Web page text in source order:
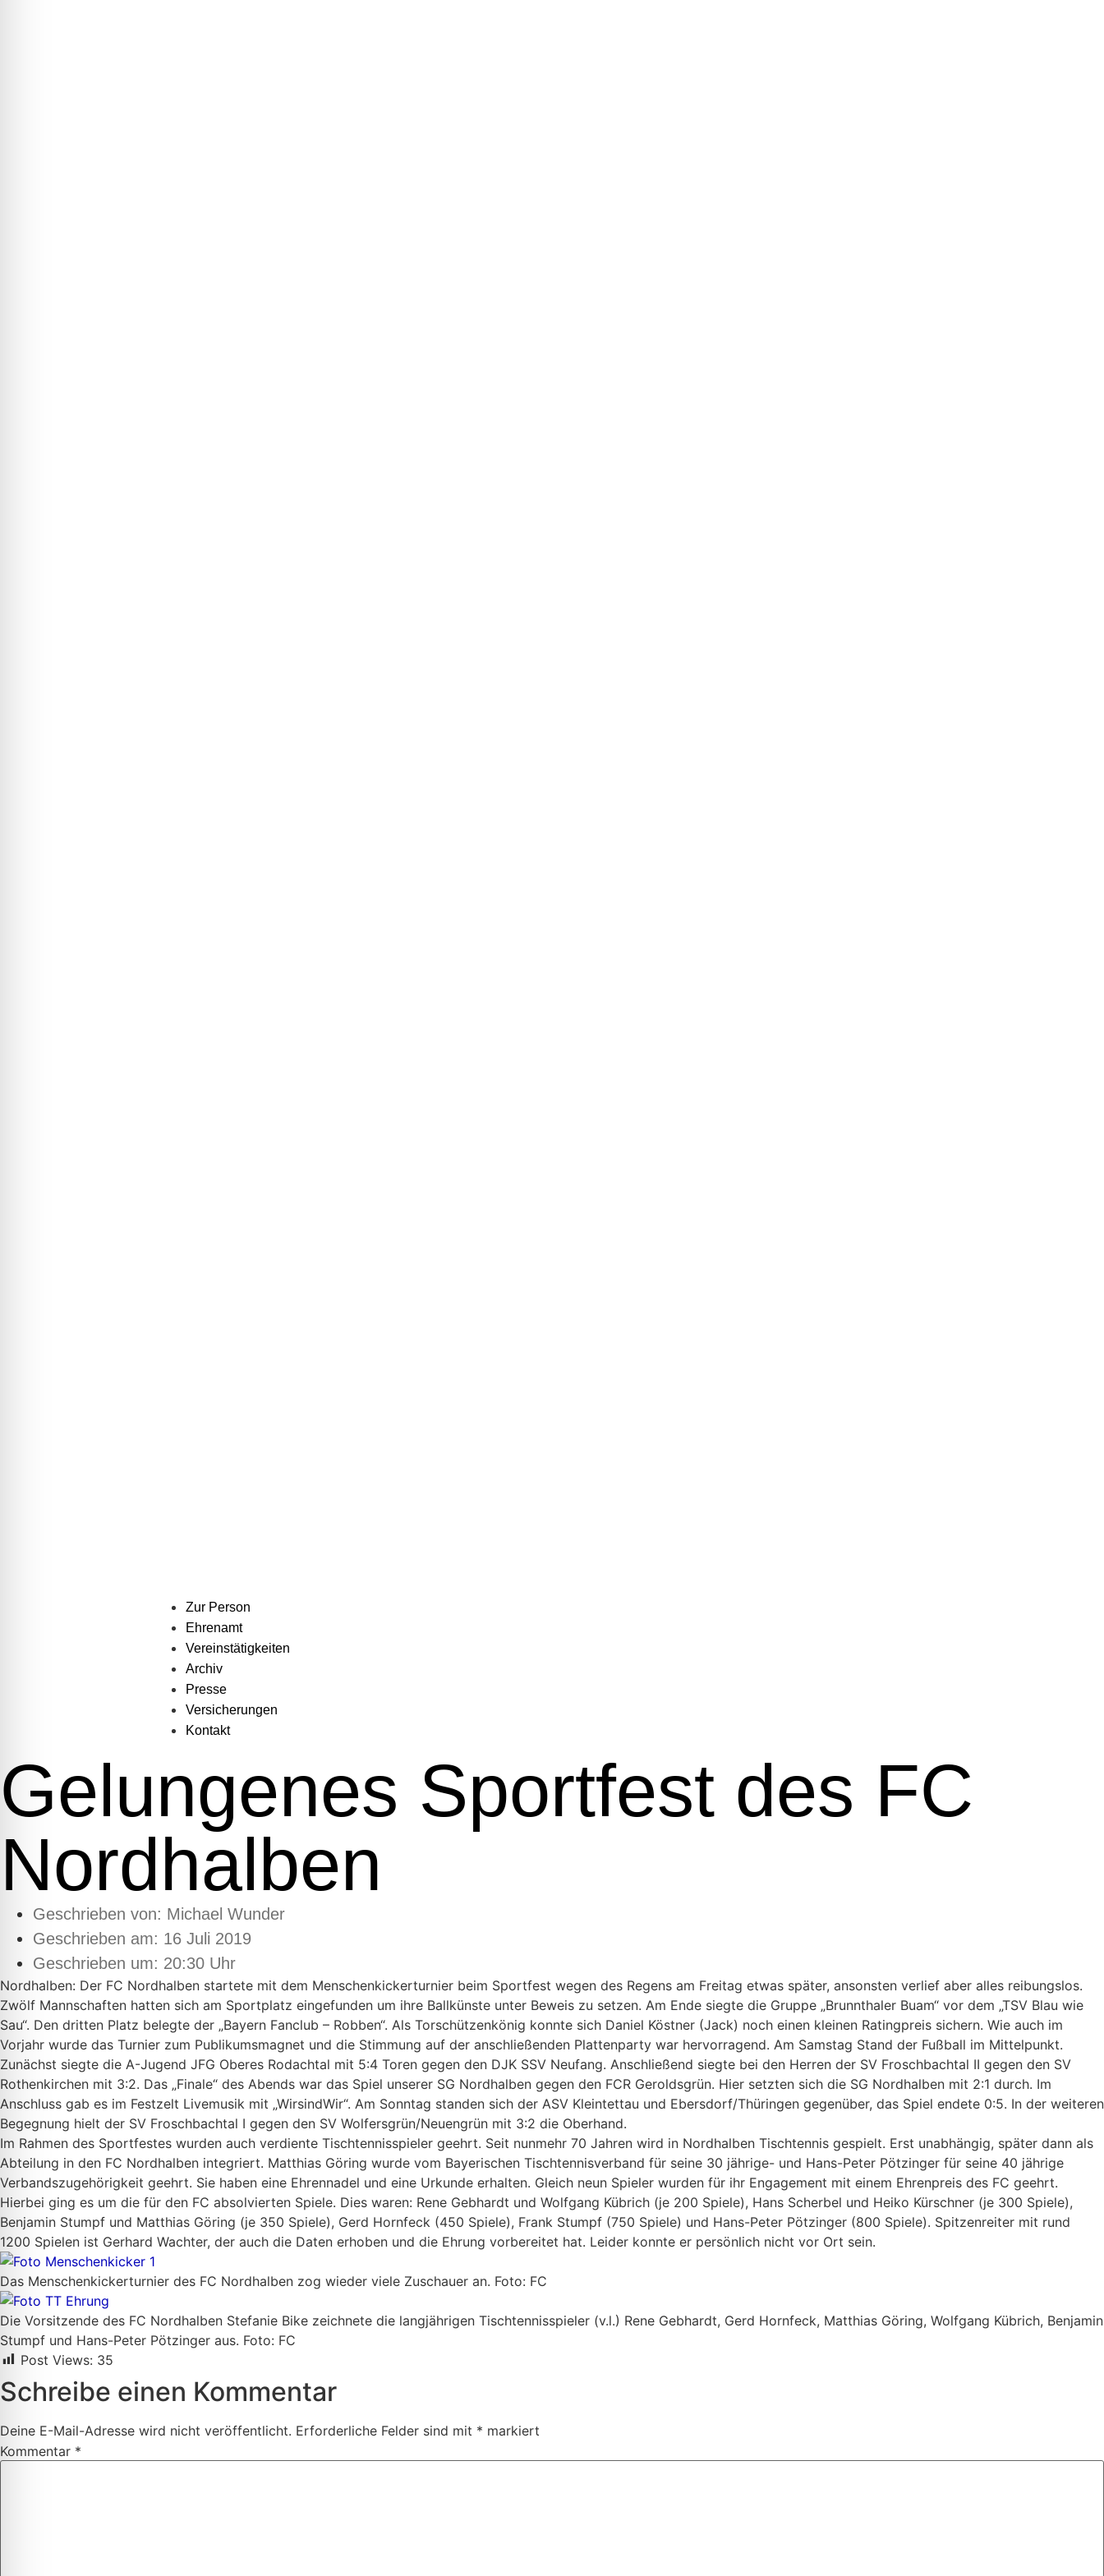
Zur Person
Ehrenamt
Vereinstätigkeiten
Archiv
Presse
Versicherungen
Kontakt
Gelungenes Sportfest des FC
Nordhalben
Geschrieben von: Michael Wunder
Geschrieben am: 16 Juli 2019
Geschrieben um: 20:30 Uhr
Nordhalben: Der FC Nordhalben startete mit dem Menschenkickerturnier beim Sportfest wegen des Regens am Freitag etwas später, ansonsten verlief aber alles reibungslos.
Zwölf Mannschaften hatten sich am Sportplatz eingefunden um ihre Ballkünste unter Beweis zu setzen. Am Ende siegte die Gruppe „Brunnthaler Buam“ vor dem „TSV Blau wie
Sau“. Den dritten Platz belegte der „Bayern Fanclub – Robben“. Als Torschützenkönig konnte sich Daniel Köstner (Jack) noch einen kleinen Ratingpreis sichern. Wie auch im
Vorjahr wurde das Turnier zum Publikumsmagnet und die Stimmung auf der anschließenden Plattenparty war hervorragend. Am Samstag Stand der Fußball im Mittelpunkt.
Zunächst siegte die A-Jugend JFG Oberes Rodachtal mit 5:4 Toren gegen den DJK SSV Neufang. Anschließend siegte bei den Herren der SV Froschbachtal II gegen den SV
Rothenkirchen mit 3:2. Das „Finale“ des Abends war das Spiel unserer SG Nordhalben gegen den FCR Geroldsgrün. Hier setzten sich die SG Nordhalben mit 2:1 durch. Im
Anschluss gab es im Festzelt Livemusik mit „WirsindWir“. Am Sonntag standen sich der ASV Kleintettau und Ebersdorf/Thüringen gegenüber, das Spiel endete 0:5. In der weiteren
Begegnung hielt der SV Froschbachtal I gegen den SV Wolfersgrün/Neuengrün mit 3:2 die Oberhand.
Im Rahmen des Sportfestes wurden auch verdiente Tischtennisspieler geehrt. Seit nunmehr 70 Jahren wird in Nordhalben Tischtennis gespielt. Erst unabhängig, später dann als
Abteilung in den FC Nordhalben integriert. Matthias Göring wurde vom Bayerischen Tischtennisverband für seine 30 jährige- und Hans-Peter Pötzinger für seine 40 jährige
Verbandszugehörigkeit geehrt. Sie haben eine Ehrennadel und eine Urkunde erhalten. Gleich neun Spieler wurden für ihr Engagement mit einem Ehrenpreis des FC geehrt.
Hierbei ging es um die für den FC absolvierten Spiele. Dies waren: Rene Gebhardt und Wolfgang Kübrich (je 200 Spiele), Hans Scherbel und Heiko Kürschner (je 300 Spiele),
Benjamin Stumpf und Matthias Göring (je 350 Spiele), Gerd Hornfeck (450 Spiele), Frank Stumpf (750 Spiele) und Hans-Peter Pötzinger (800 Spiele). Spitzenreiter mit rund
1200 Spielen ist Gerhard Wachter, der auch die Daten erhoben und die Ehrung vorbereitet hat. Leider konnte er persönlich nicht vor Ort sein.
Das Menschenkickerturnier des FC Nordhalben zog wieder viele Zuschauer an. Foto: FC
Die Vorsitzende des FC Nordhalben Stefanie Bike zeichnete die langjährigen Tischtennisspieler (v.l.) Rene Gebhardt, Gerd Hornfeck, Matthias Göring, Wolfgang Kübrich, Benjamin
Stumpf und Hans-Peter Pötzinger aus. Foto: FC
Post Views: 35
Schreibe einen Kommentar
Deine E-Mail-Adresse wird nicht veröffentlicht. Erforderliche Felder sind mit * markiert
Kommentar *